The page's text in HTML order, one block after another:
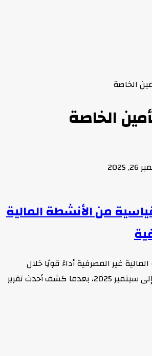
الخاصة
الخاصة
2025
من الأنشطة المالية
غير المصرفية أداءً قويًا خلال
الفترة من يناير إلى سبتمبر 2025، بعدما كشف أحدث تقرير